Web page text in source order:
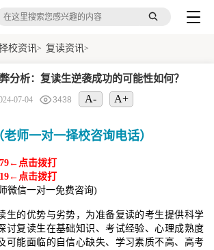
校资讯> 复读资讯>
分析：复读生逆袭成功的可能性如何？
07-04 3438 A- A+
师一对一择校咨询电话）
点击拨打
点击拨打
微信一对一免费咨询)
生的优势与劣势，为准备复读的考生提供科学
讨复读生在基础知识、考试经验、心理成熟度
可能面临的自信心缺失、学习素质不高、高考